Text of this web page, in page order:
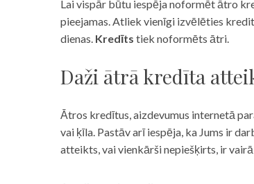
Lai vispār būtu iespēja noformēt ātro
pieejamas. Atliek vienīgi izvēlēties
dienas. Kredīts tiek noformēts ātri.
Daži ātrā kredīta
Ātros kredītus, aizdevumus internetā
vai ķīla. Pastāv arī iespēja, ka Jums ir
atteikts, vai vienkārši nepiešķirts, ir